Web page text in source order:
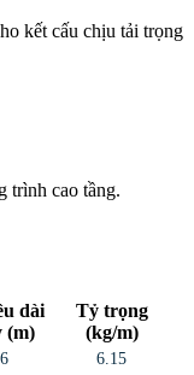
kết cấu chịu tải trọng
trình cao tầng.
dài
(m)
Tỷ trọng
(kg/m)
6
6.15